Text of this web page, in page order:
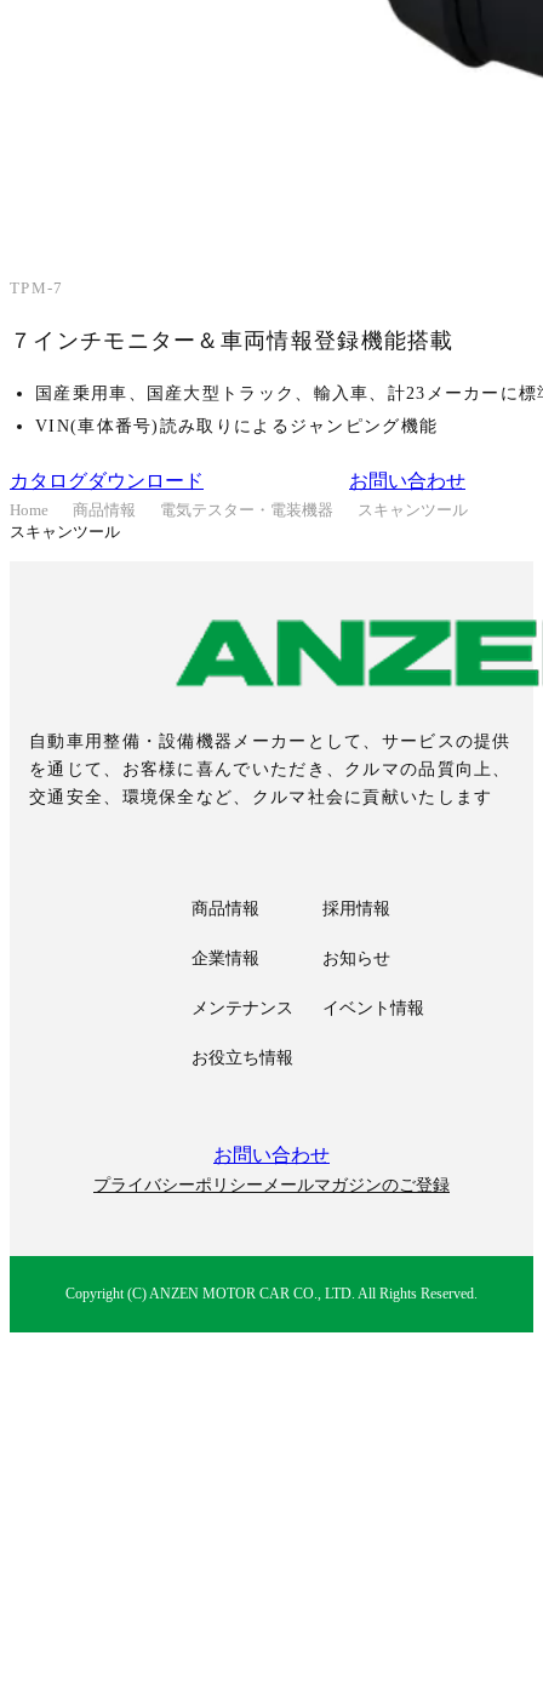
TPM-7
７インチモニター＆車両情報登録機能搭載
国産乗用車、国産大型トラック、輸入車、計23メーカーに標
VIN(車体番号)読み取りによるジャンピング機能
カタログダウンロード お問い合わせ
Home 商品情報 電気テスター・電装機器
スキャンツール
スキャンツール
自動車用整備・設備機器メーカーとして、サービスの提供
を通じて、お客様に喜んでいただき、クルマの品質向上、
交通安全、環境保全など、クルマ社会に貢献いたします
商品情報 採用情報
企業情報 お知らせ
メンテナンス イベント情報
お役立ち情報
お問い合わせ
プライバシーポリシー メールマガジンのご登録
Copyright (C) ANZEN MOTOR CAR CO., LTD. All Rights Reserved.